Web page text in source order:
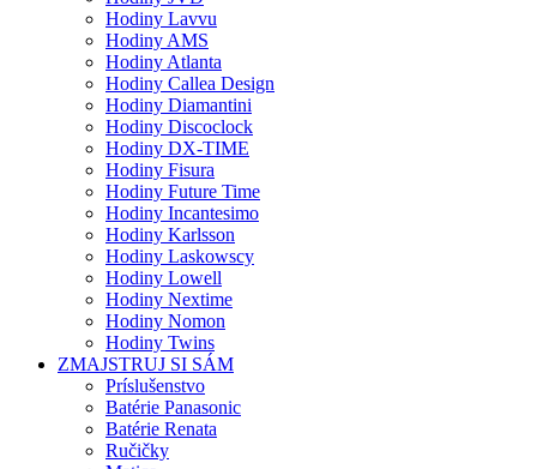
Hodiny Lavvu
Hodiny AMS
Hodiny Atlanta
Hodiny Callea Design
Hodiny Diamantini
Hodiny Discoclock
Hodiny DX-TIME
Hodiny Fisura
Hodiny Future Time
Hodiny Incantesimo
Hodiny Karlsson
Hodiny Laskowscy
Hodiny Lowell
Hodiny Nextime
Hodiny Nomon
Hodiny Twins
ZMAJSTRUJ SI SÁM
Príslušenstvo
Batérie Panasonic
Batérie Renata
Ručičky